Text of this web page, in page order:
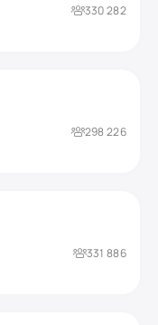
330 282
298 226
331 886